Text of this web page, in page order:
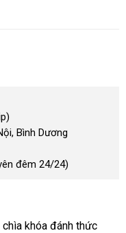
Bình Dương
đêm 24/24)
khóa đánh thức